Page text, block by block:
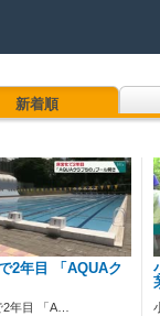
新着順
2年目 「AQUAク
2年目 「A…